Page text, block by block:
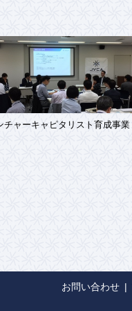
チャーキャピタリスト育成事業
お問い合わせ